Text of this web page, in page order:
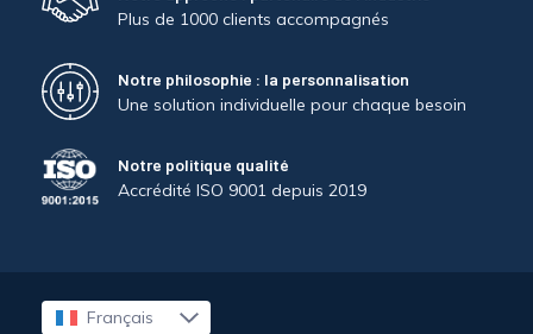
Plus de 1000 clients accompagnés
Notre philosophie : la personnalisation
Une solution individuelle pour chaque besoin
Notre politique qualité
Accrédité ISO 9001 depuis 2019
Français
English